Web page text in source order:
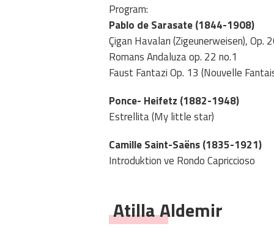
Program:
Pablo de Sarasate (1844-1908)
Çigan Havaları (Zigeunerweisen), Op.
Romans Andaluza op. 22 no.1
Faust Fantazi Op. 13 (Nouvelle
Ponce- Heifetz (1882-1948)
Estrellita (My little star)
Camille Saint-Saëns (1835-1921)
Introduktion ve Rondo Capriccioso
Atilla Aldemir